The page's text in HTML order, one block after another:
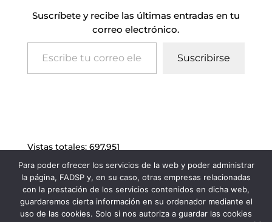
Suscríbete y recibe las últimas entradas en tu
correo electrónico.
Escribe tu correo electrónico…
Suscribirse
Vistas totales: 697.951
Para poder ofrecer los servicios de la web y poder administrar
la página, FADSP y, en su caso, otras empresas relacionadas
con la prestación de los servicios contenidos en dicha web,
guardaremos cierta información en su ordenador mediante el
uso de las cookies. Solo si nos autoriza a guardar las cookies